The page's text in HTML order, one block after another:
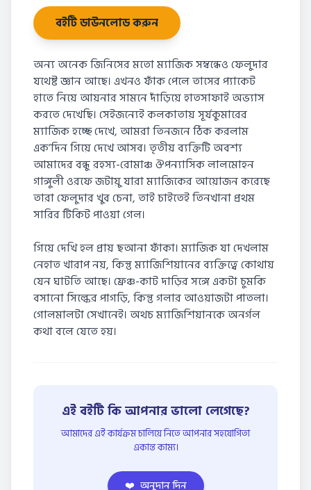
বইটি ডাউনলোড করুন
অন্য অনেক জিনিসের মতো ম্যাজিক সম্বন্ধেও ফেলুদার
যথেষ্ট জ্ঞান আছে। এখনও ফাঁক পেলে তাসের প্যাকেট
হাতে নিয়ে আয়নার সামনে দাঁড়িয়ে হাতসাফাই অভ্যাস
করতে দেখেছি। সেইজন্যেই কলকাতায় সূৰ্যকুমারের
ম্যাজিক হচ্ছে দেখে, আমরা তিনজনে ঠিক করলাম
এক’দিন গিয়ে দেখে আসব। তৃতীয় ব্যক্তিটি অবশ্য
আমাদের বন্ধু রহস্য-রোমাঞ্চ ঔপন্যাসিক লালমোহন
গাঙ্গুলী ওরফে জটায়ু যারা ম্যাজিকের আয়োজন করেছে
তারা ফেলুদার খুব চেনা, তাই চাইতেই তিনখানা প্রথম
সারির টিকিট পাওয়া গেল।
গিয়ে দেখি হল প্রায় ছআনা ফাঁকা। ম্যাজিক যা দেখলাম
নেহাত খারাপ নয়, কিন্তু ম্যাজিশিয়ানের ব্যক্তিত্বে কোথায়
যেন ঘাটতি আছে। ফ্রেঞ্চ-কাট দাড়ির সঙ্গে একটা চুমকি
বসানো সিল্কের পাগড়ি, কিন্তু গলার আওয়াজটা পাতলা।
গোলমালটা সেখানেই। অথচ ম্যাজিশিয়ানকে অনর্গল
কথা বলে যেতে হয়।
এই বইটি কি আপনার ভালো লেগেছে?
আমাদের এই কার্যক্রম চালিয়ে নিতে আপনার সহযোগিতা
একান্ত কাম্য।
❤️ অনুদান দিন